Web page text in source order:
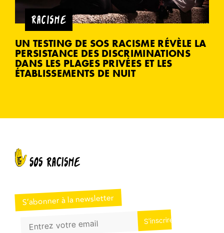
RACISME
UN TESTING DE SOS RACISME RÉVÈLE LA
PERSISTANCE DES DISCRIMINATIONS
DANS LES PLAGES PRIVÉES ET LES
ÉTABLISSEMENTS DE NUIT
S’abonner à la newsletter